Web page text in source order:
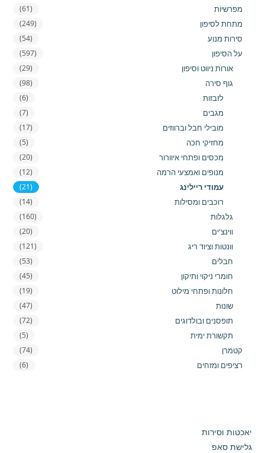
מפרשיות (61)
מתחת לסיפון (249)
סירות מנוע (54)
על הסיפון (597)
אורות ניווט וסיפון (29)
גוף סירה (98)
לזבזות (6)
מגבים (7)
מובילי חבל וברווזים (17)
מחזיקי חכה (5)
מכסים ופתחי איוורור (20)
מנופים ואמצעי הרמה (12)
עמודי ריילינג (21)
רוכבים ומסילות (14)
גלגלות (160)
ווינצ'ים (20)
וונטות וציוד ריג (121)
חבלים (53)
חומרי ניקוי ותיקון (45)
חלונות ופתחי מילוט (19)
שונות (47)
תופסנים ובולדוגים (72)
תקשורת ימית (5)
קטמרן (74)
רציפים ומזחים (6)
יאכטות וסירות
גלישת סאפ